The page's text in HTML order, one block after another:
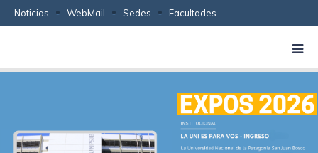
Noticias WebMail Sedes Facultades